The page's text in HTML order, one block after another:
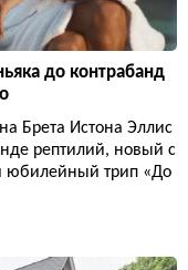
до контрабанд
Брета Истона Эллис
рептилий, новый с
юбилейный трип «До